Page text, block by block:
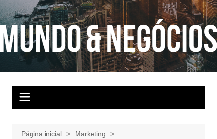
para
conteúdo
Página inicial
Marketing